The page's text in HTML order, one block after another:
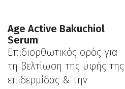
Age Active Bakuchiol
Serum
Επιδιορθωτικός ορός για
τη βελτίωση της υφής της
επιδερμίδας & την